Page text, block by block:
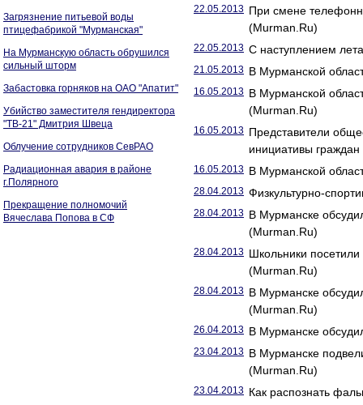
Загрязнение питьевой воды
птицефабрикой "Мурманская"
На Мурманскую область обрушился
сильный шторм
Забастовка горняков на ОАО "Апатит"
Убийство заместителя гендиректора
"ТВ-21" Дмитрия Швеца
Облучение сотрудников СевРАО
Радиационная авария в районе
г.Полярного
Прекращение полномочий
Вячеслава Попова в СФ
22.05.2013 При смене
(Murman.Ru)
22.05.2013 С наступлением
21.05.2013 В Мурманской
16.05.2013 В Мурманской
(Murman.Ru)
16.05.2013 Представители
инициативы
16.05.2013 В Мурманской
28.04.2013 Физкультурно-
28.04.2013 В Мурманске
(Murman.Ru)
28.04.2013 Школьники
(Murman.Ru)
28.04.2013 В Мурманске
(Murman.Ru)
26.04.2013 В Мурманске
23.04.2013 В Мурманске
(Murman.Ru)
23.04.2013 Как распознать